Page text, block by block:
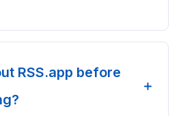
RSS.app before